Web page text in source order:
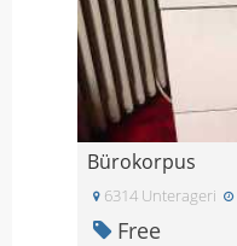
Bürokorpus
6314 Unterageri
Free